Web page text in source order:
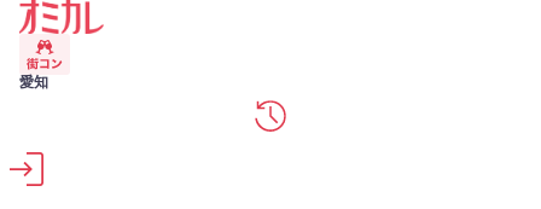
メインコンテンツへスキップ
愛知